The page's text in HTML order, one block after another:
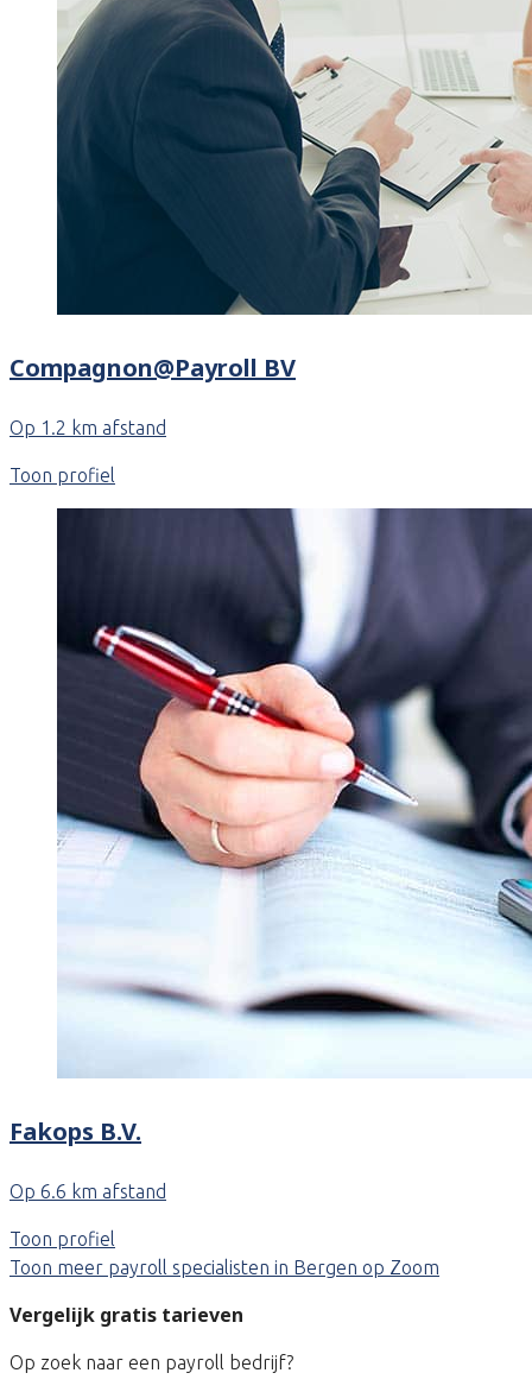
Compagnon@Payroll BV
Op 1.2 km afstand
Toon profiel
Fakops B.V.
Op 6.6 km afstand
Toon profiel
Toon meer payroll specialisten in Bergen op Zoom
Vergelijk gratis tarieven
Op zoek naar een payroll bedrijf?